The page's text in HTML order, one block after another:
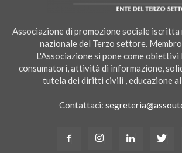
Associazione di promozione sociale
nazionale del Terzo settore. Membro
L'Associazione si pone come
consumatori, attività di informazione,
tutela dei diritti civili , educazione al
Contattaci: